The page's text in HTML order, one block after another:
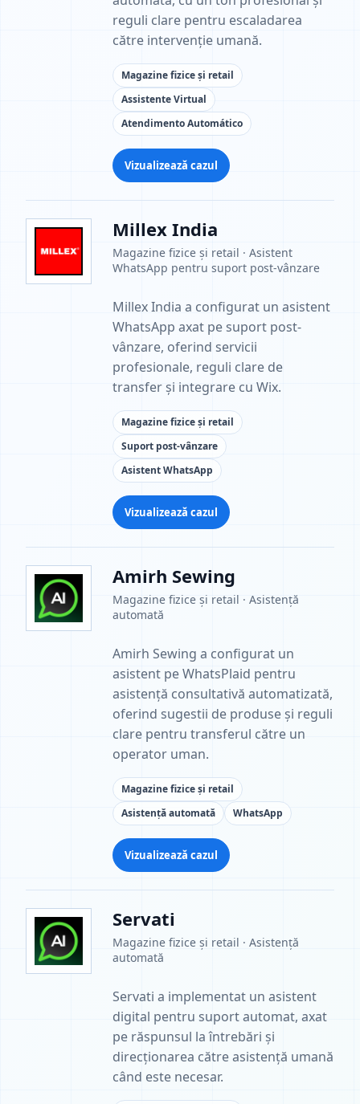
reguli clare pentru escaladarea
către intervenție umană.
Magazine fizice și retail
Assistente Virtual
Atendimento Automático
Vizualizează cazul
Millex India
Magazine fizice și retail · Asistent
WhatsApp pentru suport post-vânzare
Millex India a configurat un asistent
WhatsApp axat pe suport post-
vânzare, oferind servicii
profesionale, reguli clare de
transfer și integrare cu Wix.
Magazine fizice și retail
Suport post-vânzare
Asistent WhatsApp
Vizualizează cazul
Amirh Sewing
Magazine fizice și retail · Asistență
automată
Amirh Sewing a configurat un
asistent pe WhatsPlaid pentru
asistență consultativă automatizată,
oferind sugestii de produse și reguli
clare pentru transferul către un
operator uman.
Magazine fizice și retail
Asistență automată
WhatsApp
Vizualizează cazul
Servati
Magazine fizice și retail · Asistență
automată
Servati a implementat un asistent
digital pentru suport automat, axat
pe răspunsul la întrebări și
direcționarea către asistență umană
când este necesar.